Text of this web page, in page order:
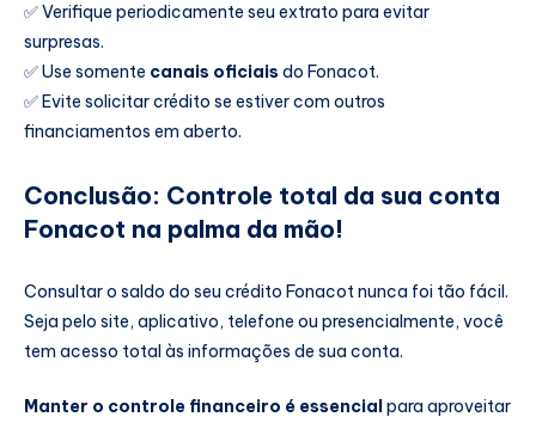
✅ Verifique periodicamente seu extrato para evitar
surpresas.
✅ Use somente canais oficiais do Fonacot.
✅ Evite solicitar crédito se estiver com outros
financiamentos em aberto.
Conclusão: Controle total da sua conta
Fonacot na palma da mão!
Consultar o saldo do seu crédito Fonacot nunca foi tão fácil.
Seja pelo site, aplicativo, telefone ou presencialmente, você
tem acesso total às informações de sua conta.
Manter o controle financeiro é essencialpara aproveitar